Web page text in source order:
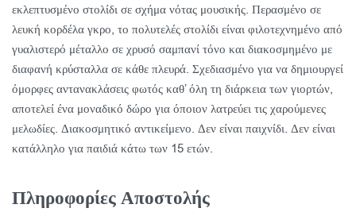
εκλεπτυσμένο στολίδι σε σχήμα νότας μουσικής. Περασμένο σε
λευκή κορδέλα γκρο, το πολυτελές στολίδι είναι φιλοτεχνημένο από
γυαλιστερό μέταλλο σε χρυσό σαμπανί τόνο και διακοσμημένο με
διαφανή κρύσταλλα σε κάθε πλευρά. Σχεδιασμένο για να δημιουργεί
όμορφες αντανακλάσεις φωτός καθ’ όλη τη διάρκεια των γιορτών,
αποτελεί ένα μοναδικό δώρο για όποιον λατρεύει τις χαρούμενες
μελωδίες. Διακοσμητικό αντικείμενο. Δεν είναι παιχνίδι. Δεν είναι
κατάλληλο για παιδιά κάτω των 15 ετών.
Πληροφορίες Αποστολής